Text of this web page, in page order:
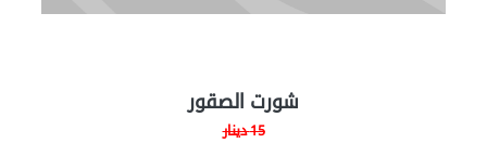
شورت الصقور
15 دينار